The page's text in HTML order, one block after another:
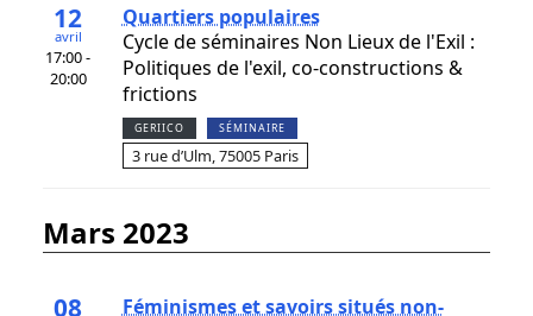
12
avril
17:00 -
20:00
Quartiers populaires
Cycle de séminaires Non Lieux de l'Exil :
Politiques de l'exil, co-constructions &
frictions
GERIICO SÉMINAIRE
3 rue d’Ulm, 75005 Paris
mars 2023
08
Féminismes et savoirs situés non-